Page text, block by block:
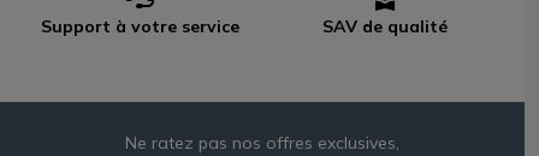
Support à votre service SAV de qualité
Ne ratez pas nos offres exclusives,